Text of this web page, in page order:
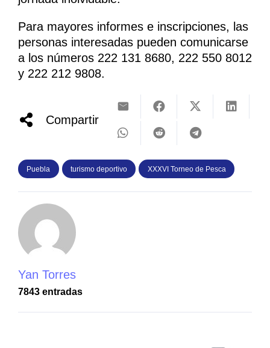
Para mayores informes e inscripciones, las
personas interesadas pueden comunicarse
a los números 222 131 8680, 222 550 8012
y 222 212 9808.
Compartir
Puebla turismo deportivo XXXVI Torneo de Pesca
Yan Torres
7843 entradas